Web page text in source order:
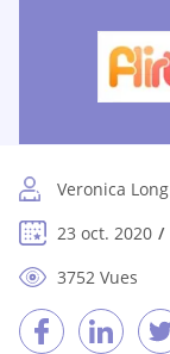
Veronica Long
23 oct. 2020
3752 Vues